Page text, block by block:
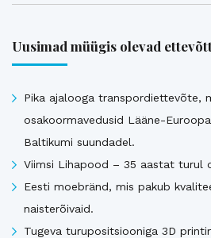
Uusimad müügis olevad
Pika ajalooga transpordiettevõte,
osakoormavedusid Lääne-
Baltikumi suundadel.
Viimsi Lihapood – 35 aastat turul
Eesti moebränd, mis pakub
naisterõivaid.
Tugeva turupositsiooniga 3D